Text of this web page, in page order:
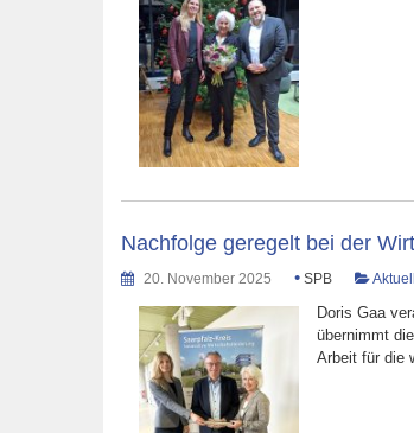
Nachfolge geregelt bei der
20. November 2025 • SPB
Doris Gaa
übernimmt
Arbeit für die